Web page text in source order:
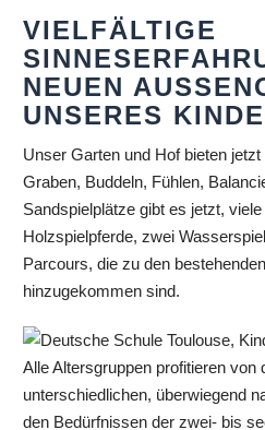
VIELFÄLTIGE
NEUEN
NSERES
Unser Garten und Hof bieten
Graben, Buddeln, Fühlen,
Sandspielplätze gibt es jetzt,
Holzspielpferde, zwei
Parcours, die zu den
hinzugekommen sind.
Alle Altersgruppen profitieren von
unterschiedlichen, überwiegend
den Bedürfnissen der zwei- bis